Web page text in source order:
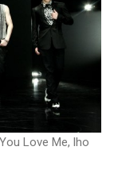
Love Me, lho